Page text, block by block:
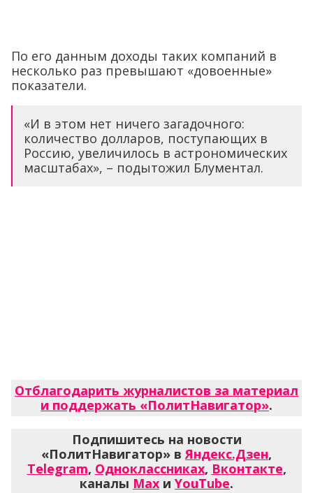
По его данным доходы таких компаний в
несколько раз превышают «довоенные»
показатели.
«И в этом нет ничего загадочного:
количество долларов, поступающих в
Россию, увеличилось в астрономических
масштабах», – подытожил Блументал.
Отблагодарить журналистов за материал
и поддержать «ПолитНавигатор».
Подпишитесь на новости
«ПолитНавигатор» в Яндекс.Дзен,
Telegram, Одноклассниках, Вконтакте,
каналы Max и YouTube.